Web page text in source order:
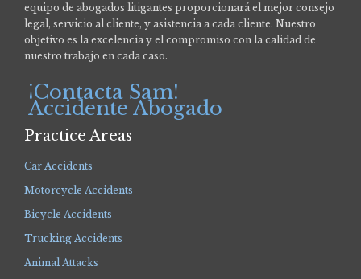
equipo de abogados litigantes proporcionará el mejor consejo
legal, servicio al cliente, y asistencia a cada cliente. Nuestro
objetivo es la excelencia y el compromiso con la calidad de
nuestro trabajo en cada caso.
¡Contacta Sam!
Accidente Abogado
Practice Areas
Car Accidents
Motorcycle Accidents
Bicycle Accidents
Trucking Accidents
Animal Attacks